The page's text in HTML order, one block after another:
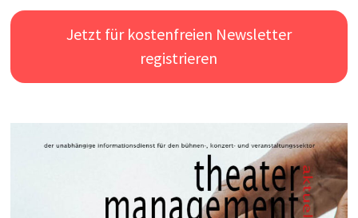
Jetzt für kostenfreien Newsletter
registrieren